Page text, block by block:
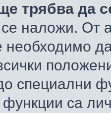
трябва да
наложи. От
специални
функции са